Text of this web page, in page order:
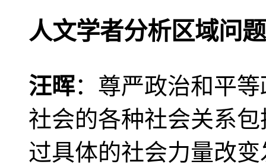
人文学者分析区域问题
汪晖：尊严政治和平
社会的各种社会关系
过具体的社会力量改